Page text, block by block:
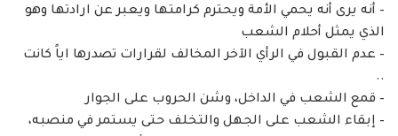
– أنه يرى أنه يحمي الأمة ويحترم كرامتها ويعبر عن ارادتها وهو
الذي يمثل أحلام الشعب
– عدم القبول في الرأي الآخر المخالف لقرارات تصدرها اياً كانت
..
– قمع الشعب في الداخل، وشن الحروب على الجوار
– إبقاء الشعب على الجهل والتخلف حتى يستمر في منصبه،